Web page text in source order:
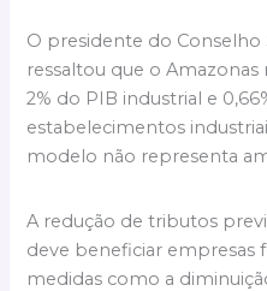
O presidente do Conselho
ressaltou que o
2% do PIB industrial e
estabelecimentos
modelo não representa
A redução de tributos
deve beneficiar empresas
medidas como a